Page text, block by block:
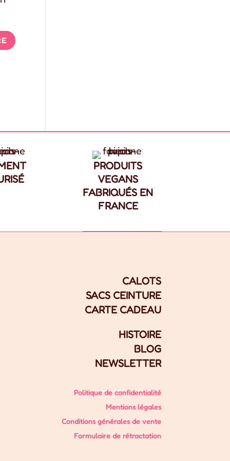
PRODUITS
VEGANS
FABRIQUÉS EN
FRANCE
CALOTS
SACS CEINTURE
CARTE CADEAU
HISTOIRE
BLOG
NEWSLETTER
Politique de confidentialité
Mentions légales
Conditions générales de vente
Formulaire de rétractation